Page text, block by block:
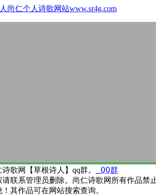
尚仁个人诗歌网站www.sr4g.com
歌网【草根诗人】qq群。 QQ群
联系管理员删除。尚仁诗歌网所有作品禁止
其作品可在网站搜索查询。